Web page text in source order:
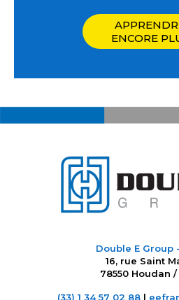
ENCORE
Double E Group
16, rue Saint
78550 Houdan /
(33) 1 34 57 02 88 |